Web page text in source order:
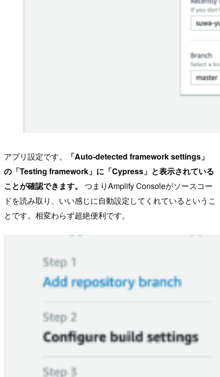
アプリ設定です。
「Auto-detected framework settings」
の「Testing framework」に「Cypress」と表示されている
ことが確認できます。
つまりAmplify Consoleがソースコー
ドを読み取り、いい感じに自動設定してくれているというこ
とです。相変わらず超絶便利です。